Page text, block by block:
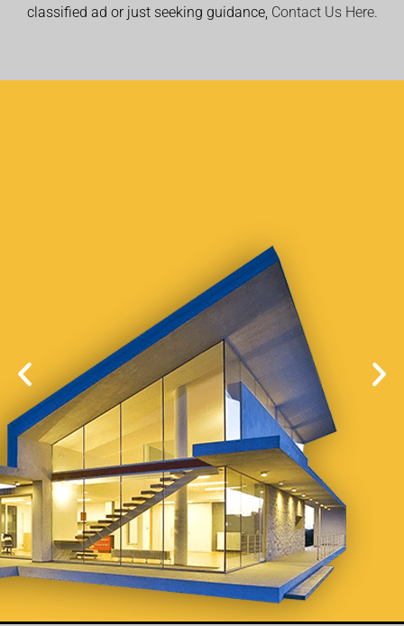
classified ad or just seeking guidance, Contact Us Here.